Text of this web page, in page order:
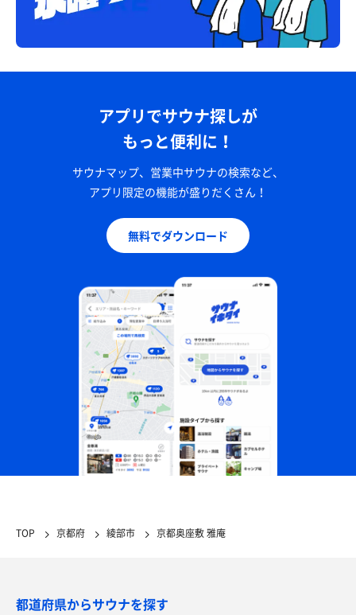
アプリでサウナ探しが
もっと便利に！
サウナマップ、営業中サウナの検索など、
アプリ限定の機能が盛りだくさん！
無料でダウンロード
TOP 京都府 綾部市 京都奥座敷 雅庵
都道府県からサウナを探す